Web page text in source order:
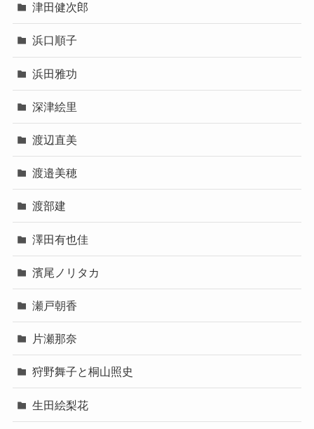
津田健次郎
浜口順子
浜田雅功
深津絵里
渡辺直美
渡邉美穂
渡部建
澤田有也佳
濱尾ノリタカ
瀬戸朝香
片瀬那奈
狩野舞子と桐山照史
生田絵梨花